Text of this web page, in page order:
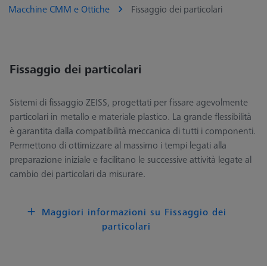
Macchine CMM e Ottiche
Fissaggio dei particolari
Fissaggio dei particolari
Sistemi di fissaggio ZEISS, progettati per fissare agevolmente
particolari in metallo e materiale plastico. La grande flessibilità
è garantita dalla compatibilità meccanica di tutti i componenti.
Permettono di ottimizzare al massimo i tempi legati alla
preparazione iniziale e facilitano le successive attività legate al
cambio dei particolari da misurare.
Maggiori informazioni su Fissaggio dei
particolari